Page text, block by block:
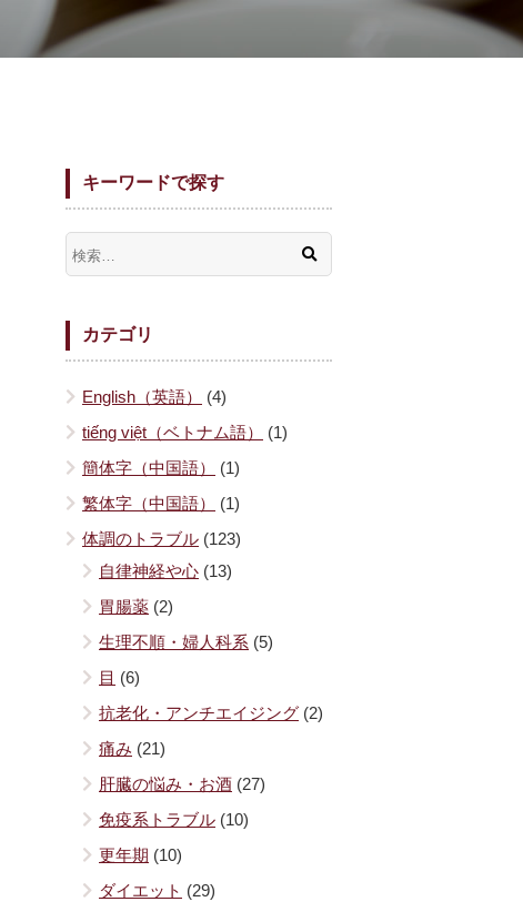
キーワードで探す
カテゴリ
English（英語）
(4)
tiếng việt（ベトナム語）
(1)
簡体字（中国語）
(1)
繁体字（中国語）
(1)
体調のトラブル (123)
自律神経や心 (13)
胃腸薬 (2)
生理不順・婦人科系 (5)
目 (6)
抗老化・アンチエイジング (2)
痛み (21)
肝臓の悩み・お酒 (27)
免疫系トラブル (10)
更年期 (10)
ダイエット (29)